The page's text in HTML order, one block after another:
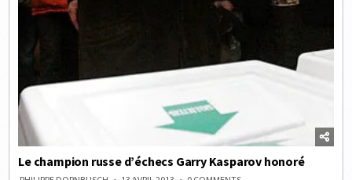
Le champion russe d’échecs Garry Kasparov honoré